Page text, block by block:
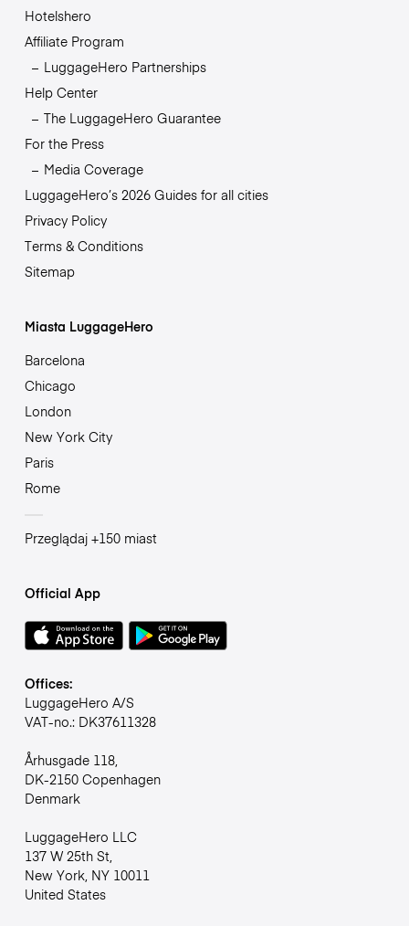
Hotelshero
Affiliate Program
LuggageHero Partnerships
Help Center
The LuggageHero Guarantee
For the Press
Media Coverage
LuggageHero’s 2026 Guides for all cities
Privacy Policy
Terms & Conditions
Sitemap
Miasta LuggageHero
Barcelona
Chicago
London
New York City
Paris
Rome
Przeglądaj +150 miast
Official App
Offices:
LuggageHero A/S
VAT-no.: DK37611328
Århusgade 118,
DK-2150 Copenhagen
Denmark
LuggageHero LLC
137 W 25th St,
New York, NY 10011
United States